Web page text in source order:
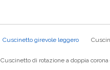
Cuscinetto girevole leggero
Cuscinetto di rotazione a doppia